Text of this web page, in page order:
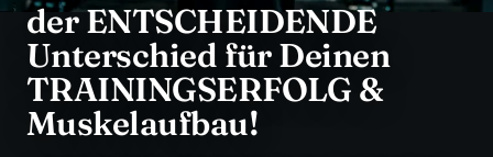
der ENTSCHEIDENDE
Unterschied für Deinen
TRAININGSERFOLG &
Muskelaufbau!